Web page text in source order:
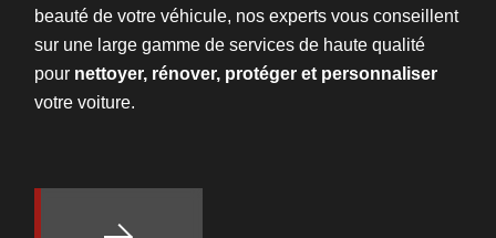
beauté de votre véhicule, nos experts vous conseillent
sur une large gamme de services de haute qualité
pour nettoyer, rénover, protéger et personnaliser
votre voiture.